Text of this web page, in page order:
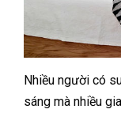
Nhiều người có
sáng mà nhiều